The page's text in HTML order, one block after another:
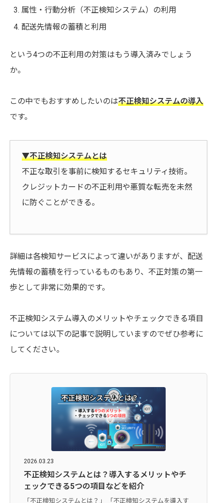
属性・行動分析（不正検知システム）の利用
配送先情報の蓄積と利用
という4つの不正利用の対策はもう導入済みでしょう
か。
この中でもおすすめしたいのは不正検知システムの導入
です。
▼不正検知システムとは
不正な取引を事前に検知するセキュリティ技術。
クレジットカードの不正利用や悪質な転売を未然
に防ぐことができる。
詳細は各検知サービスによって違いがありますが、配送
先情報の蓄積を行っているものもあり、不正対策の第一
歩として非常に効果的です。
不正検知システム導入のメリットやチェックできる項目
については以下の記事で説明していますのでぜひ参考に
してください。
2026.03.23
不正検知システムとは？導入するメリットやチ
ェックできる5つの項目などを紹介
「不正検知システムとは？」 「不正検知システムを導入す